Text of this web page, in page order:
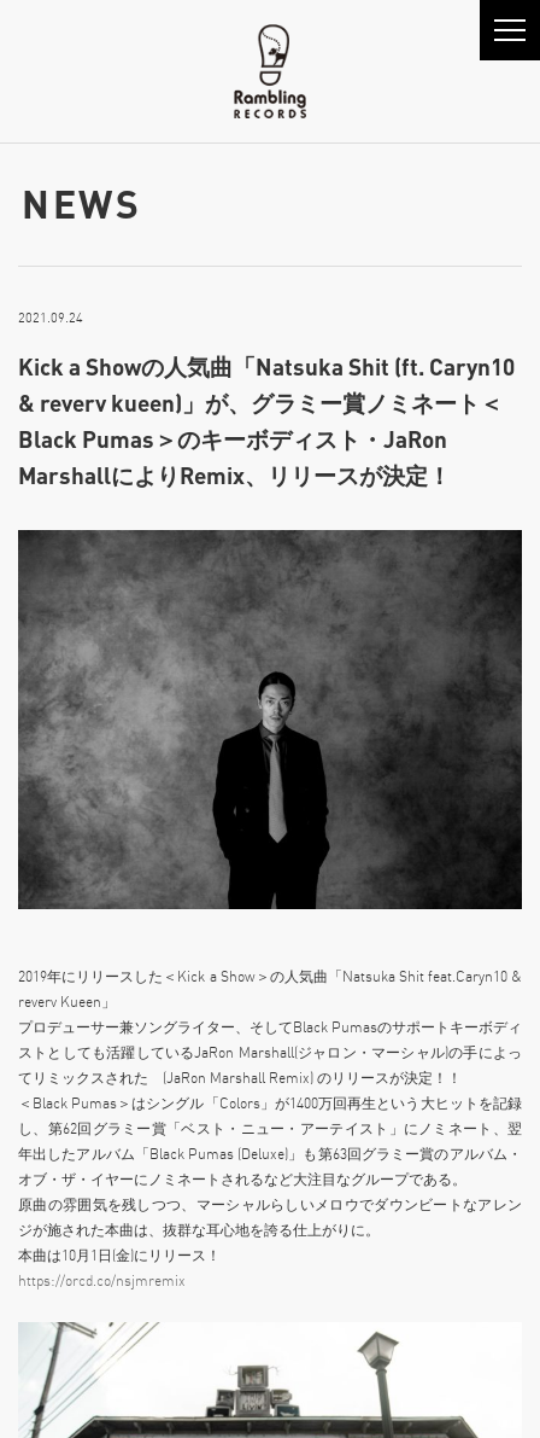
NEWS
2021.09.24
Kick a Showの人気曲「Natsuka Shit (ft. Caryn10
& reverv kueen)」が、グラミー賞ノミネート＜
Black Pumas＞のキーボディスト・JaRon
MarshallによりRemix、リリースが決定！
2019年にリリースした＜Kick a Show＞の人気曲「Natsuka Shit feat.Caryn10 &
reverv Kueen」
プロデューサー兼ソングライター、そしてBlack Pumasのサポートキーボディ
ストとしても活躍しているJaRon Marshall(ジャロン・マーシャル)の手によっ
てリミックスされた (JaRon Marshall Remix) のリリースが決定！！
＜Black Pumas＞はシングル「Colors」が1400万回再生という大ヒットを記録
し、第62回グラミー賞「ベスト・ニュー・アーテイスト」にノミネート、翌
年出したアルバム「Black Pumas (Deluxe)」も第63回グラミー賞のアルバム・
オブ・ザ・イヤーにノミネートされるなど大注目なグループである。
原曲の雰囲気を残しつつ、マーシャルらしいメロウでダウンビートなアレン
ジが施された本曲は、抜群な耳心地を誇る仕上がりに。
本曲は10月1日(金)にリリース！
https://orcd.co/nsjmremix